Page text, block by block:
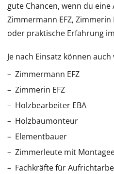
gute Chancen, wenn du eine
Zimmermann EFZ, Zimmerin
oder praktische Erfahrung
Je nach Einsatz können
Zimmermann EFZ
Zimmerin EFZ
Holzbearbeiter EBA
Holzbaumonteur
Elementbauer
Zimmerleute mit
Fachkräfte für